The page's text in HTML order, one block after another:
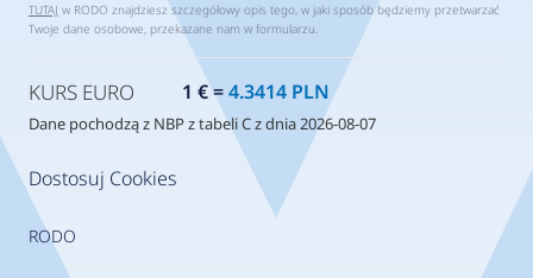
Dostosuj Cookies
RODO
TUTAJ w RODO znajdziesz szczegółowy opis tego, w jaki sposób będziemy przetwarzać
Twoje dane osobowe, przekazane nam w formularzu.
KURS EURO 1 € =4.3414 PLN
Dane pochodzą z NBP z tabeli C z dnia 2026-08-07